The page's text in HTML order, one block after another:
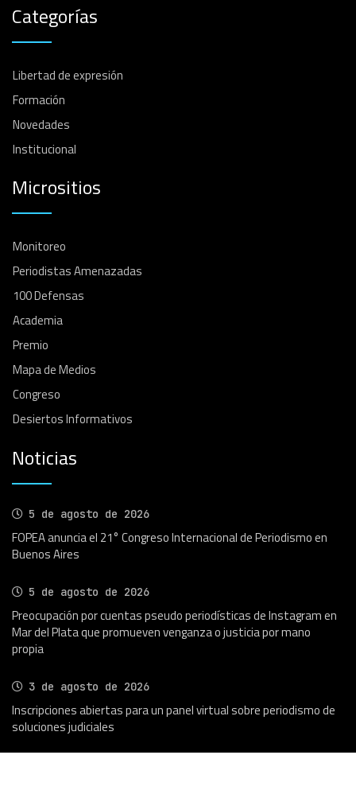
Categorías
Libertad de expresión
Formación
Novedades
Institucional
Micrositios
Monitoreo
Periodistas Amenazadas
100 Defensas
Academia
Premio
Mapa de Medios
Congreso
Desiertos Informativos
Noticias
5 de agosto de 2026
FOPEA anuncia el 21° Congreso Internacional de Periodismo en
Buenos Aires
5 de agosto de 2026
Preocupación por cuentas pseudo periodísticas de Instagram en
Mar del Plata que promueven venganza o justicia por mano
propia
3 de agosto de 2026
Inscripciones abiertas para un panel virtual sobre periodismo de
soluciones judiciales